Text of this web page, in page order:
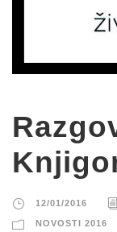
12/01/2016
NOVOSTI 2016